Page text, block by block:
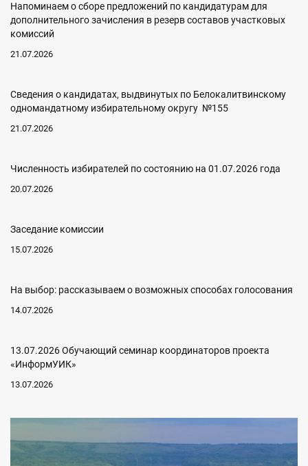
Напоминаем о сборе предложений по кандидатурам для
дополнительного зачисления в резерв составов участковых
комиссий
21.07.2026
Сведения о кандидатах, выдвинутых по Белокалитвинскому
одномандатному избирательному округу №155
21.07.2026
Численность избирателей по состоянию на 01.07.2026 года
20.07.2026
Заседание комиссии
15.07.2026
На выбор: рассказываем о возможных способах голосования
14.07.2026
13.07.2026 Обучающий семинар координаторов проекта
«ИнформУИК»
13.07.2026